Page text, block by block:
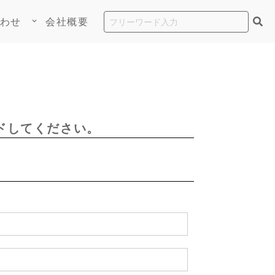
せ keyboard_arrow_down 会社概要
てください。